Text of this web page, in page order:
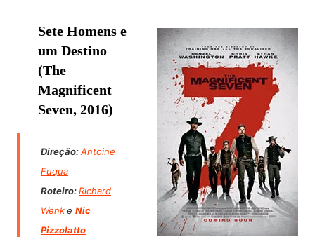
Sete Homens e
um Destino
(The
Magnificent
Seven, 2016)
Direção:Antoine
Fuqua
Roteiro:Richard
Wenke Nic
Pizzolatto